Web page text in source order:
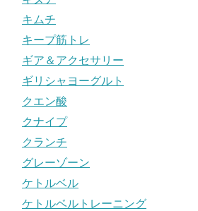
キムチ
キープ筋トレ
ギア＆アクセサリー
ギリシャヨーグルト
クエン酸
クナイプ
クランチ
グレーゾーン
ケトルベル
ケトルベルトレーニング